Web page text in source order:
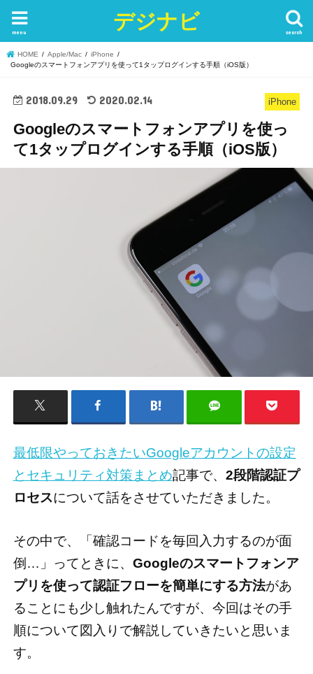
デジナビ search
menu
HOME Apple/Mac
iPhone
Googleのスマートフォンアプリを使って1タップログインする手順（iOS版）
iPhone
2018.09.29 2020.02.14
Googleのスマートフォンアプリを使っ
て1タップログインする手順（iOS版）
最低限やっておきたいGoogleアカウントの設定
とセキュリティ対策まとめ記事で、 2段階認証プ
ロセスについて話をさせていただきました。
その中で、「確認コードを毎回入力するのが面
倒…」ってときに、 Googleのスマートフォンア
プリを使って認証フローを簡単にする方法があ
ることにも少し触れたんですが、今回はその手
順について図入りで解説していきたいと思いま
す。